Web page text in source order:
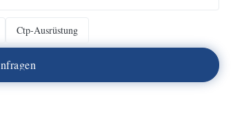
Ctp-Ausrüstung
nfragen